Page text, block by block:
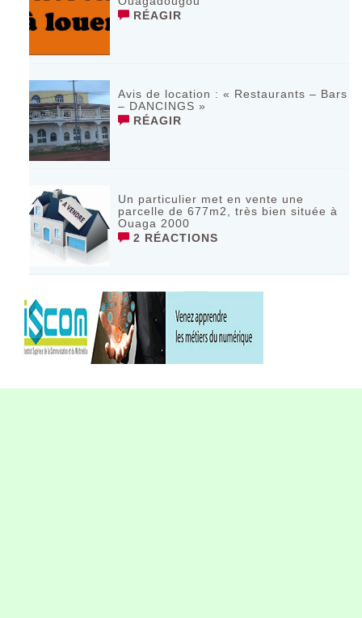
RÉAGIR
Avis de location : « Restaurants – Bars
– DANCINGS »
RÉAGIR
Un particulier met en vente une
parcelle de 677m2, très bien située à
Ouaga 2000
2 RÉACTIONS